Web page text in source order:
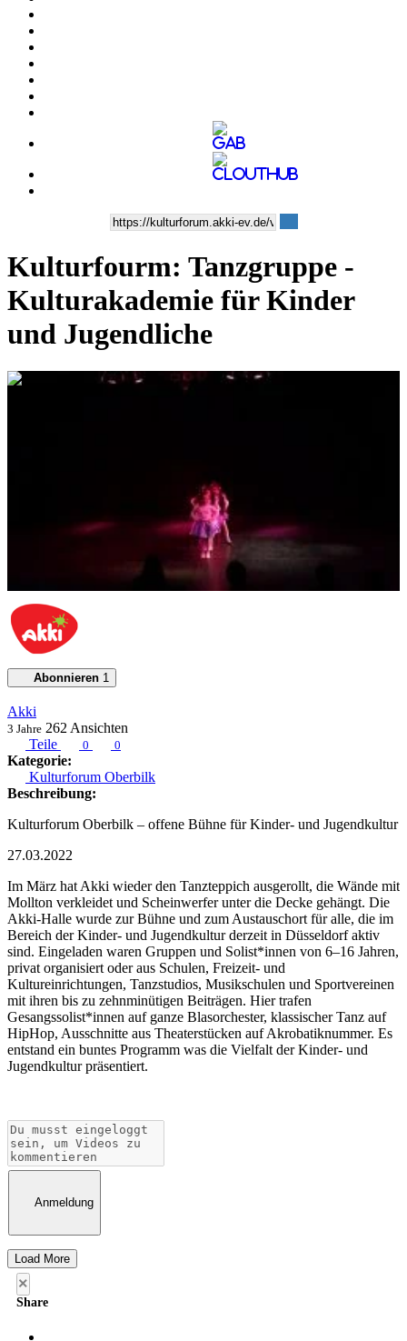
Kulturfourm: Tanzgruppe -
Kulturakademie für Kinder
und Jugendliche
0:03:41
Abonnieren 1
Akki
3 Jahre 262 Ansichten
Teile
0 0
Kategorie:
Kulturforum Oberbilk
Beschreibung:
Kulturforum Oberbilk – offene Bühne für Kinder- und Jugendkultur
27.03.2022
Im März hat Akki wieder den Tanzteppich ausgerollt, die Wände mit
Mollton verkleidet und Scheinwerfer unter die Decke gehängt. Die
Akki-Halle wurde zur Bühne und zum Austauschort für alle, die im
Bereich der Kinder- und Jugendkultur derzeit in Düsseldorf aktiv
sind. Eingeladen waren Gruppen und Solist*innen von 6–16 Jahren,
privat organisiert oder aus Schulen, Freizeit- und
Kultureinrichtungen, Tanzstudios, Musikschulen und Sportvereinen
mit ihren bis zu zehnminütigen Beiträgen. Hier trafen
Gesangssolist*innen auf ganze Blasorchester, klassischer Tanz auf
HipHop, Ausschnitte aus Theaterstücken auf Akrobatiknummer. Es
entstand ein buntes Programm was die Vielfalt der Kinder- und
Jugendkultur präsentiert.
Anmeldung
Load More
×
Share